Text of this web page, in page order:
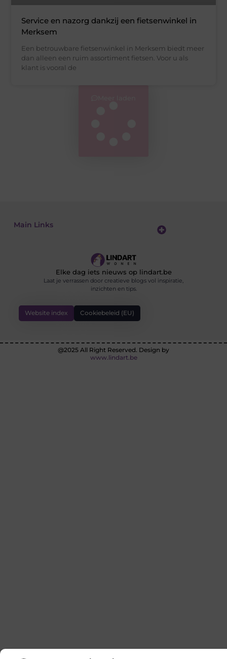
Service en nazorg dankzij een fietsenwinkel in
Merksem
Een betrouwbare fietsenwinkel in Merksem biedt meer
dan alleen een ruim assortiment fietsen. Voor u als
klant is vooral de
Main Links
Elke dag iets nieuws op lindart.be
Laat je verrassen door creatieve blogs vol inspiratie,
inzichten en tips.
Website index Cookiebeleid (EU)
@2025 All Right Reserved. Design by
www.lindart.be